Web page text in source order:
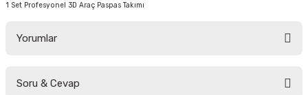
1 Set Profesyonel 3D Araç Paspas Takımı
Yorumlar
Soru & Cevap